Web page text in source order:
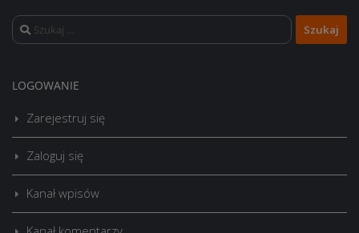
Szukaj:
LOGOWANIE
Zarejestruj się
Zaloguj się
Kanał wpisów